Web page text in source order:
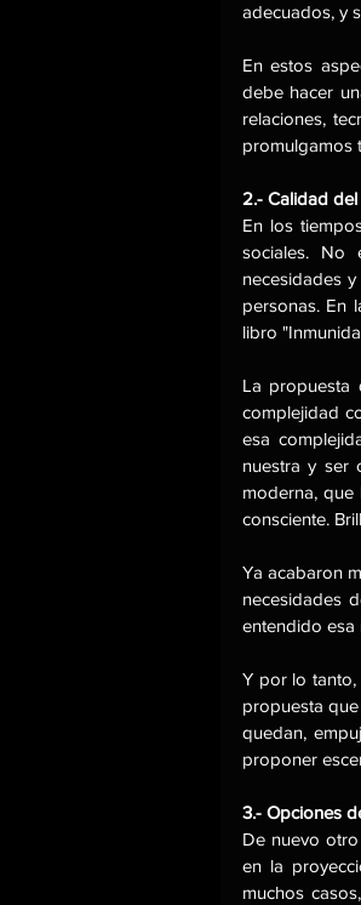
adecuados, y
En estos
debe hacer
relaciones,
promulgamos
2.- Calidad
En los
sociales. No
necesidades
personas. En
libro
La propuesta
complejidad
esa
nuestra y ser
moderna,
consciente.
Ya acabaron
necesidades
Y por lo
propuesta
quedan,
proponer
3.- Opciones
De nuevo
en la
muchos